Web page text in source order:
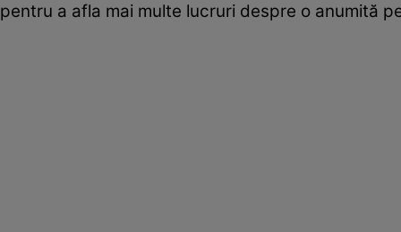
pentru a afla mai multe lucruri despre o anumită